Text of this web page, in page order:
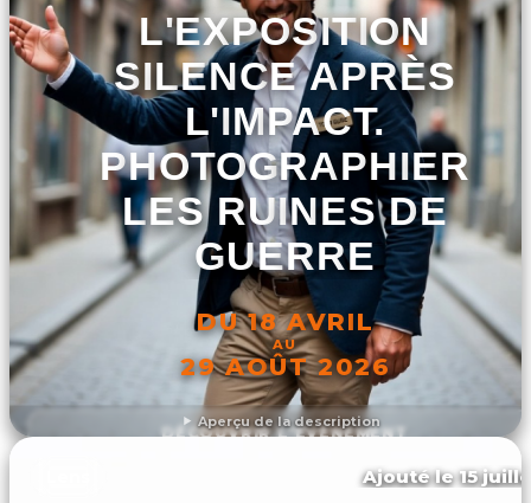
Aperçu de la description
L'EXPOSITION
SILENCE APRÈS
L'IMPACT.
PHOTOGRAPHIER
LES RUINES DE
GUERRE
DU 18 AVRIL
AU
29 AOÛT 2026
DÉCOUVRIR L'ÉVÉNEMENT
Ajouté le 15